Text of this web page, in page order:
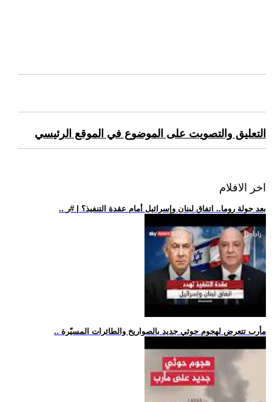
التعليق والتصويت على الموضوع في الموقع الرئيسي
اخر الافلام
.. بعد جولة روما.. اتفاق لبنان وإسرائيل أمام عقدة التنفيذ؟ | #ر
.. مأرب تتعرض لهجوم حوثي جديد بالصواريخ والطائرات المسيّرة